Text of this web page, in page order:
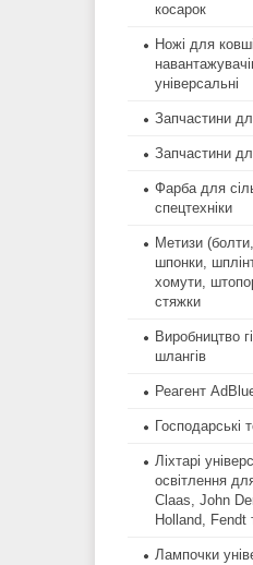
косарок
Ножі для
універсальні
Запчастини
Запчастини
Фарба для
спецтехніки
Метизи
шпонки,
хомути,
стяжки
Виробництво
шлангів
Реагент
Господарські
Ліхтарі
освітлення
Claas, John
Holland, Fendt
Лампочки